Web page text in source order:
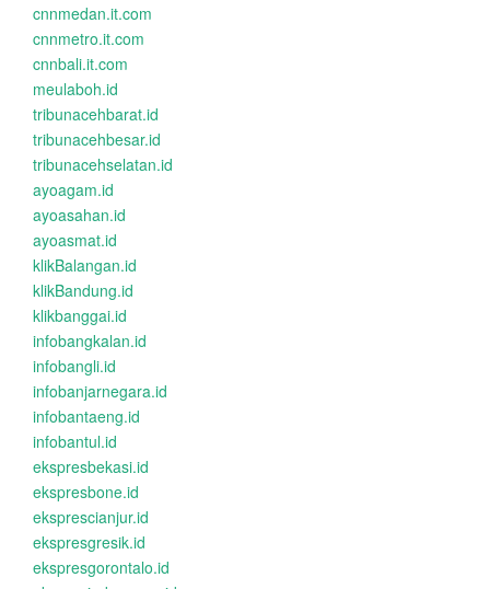
cnnmedan.it.com
cnnmetro.it.com
cnnbali.it.com
meulaboh.id
tribunacehbarat.id
tribunacehbesar.id
tribunacehselatan.id
ayoagam.id
ayoasahan.id
ayoasmat.id
klikBalangan.id
klikBandung.id
klikbanggai.id
infobangkalan.id
infobangli.id
infobanjarnegara.id
infobantaeng.id
infobantul.id
ekspresbekasi.id
ekspresbone.id
eksprescianjur.id
ekspresgresik.id
ekspresgorontalo.id